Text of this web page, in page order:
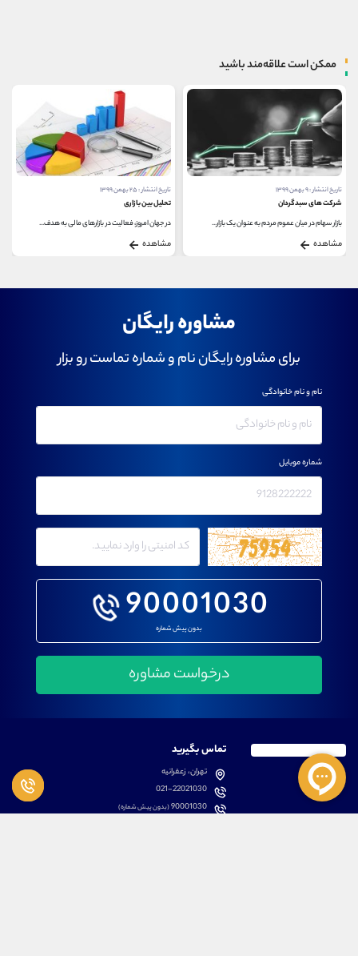
ممکن است علاقه‌مند باشید
تاریخ انتشار : ۹ بهمن ۱۳۹۹
شرکت های سبدگردان
بازار سهام در میان عموم مردم به عنوان یک بازار...
مشاهده
تاریخ انتشار : ۲۵ بهمن ۱۳۹۹
تحلیل بین بازاری
در جهان امروز، فعالیت در بازارهای مالی به هدف...
مشاهده
مشاوره رایگان
برای مشاوره رایگان نام و شماره تماست رو بزار
90001030
بدون پیش شماره
نام و نام خانوادگی
شماره موبایل
تماس بگیرید
تهران، زعفرانیه
021-22021030
90001030(بدون پیش شماره)